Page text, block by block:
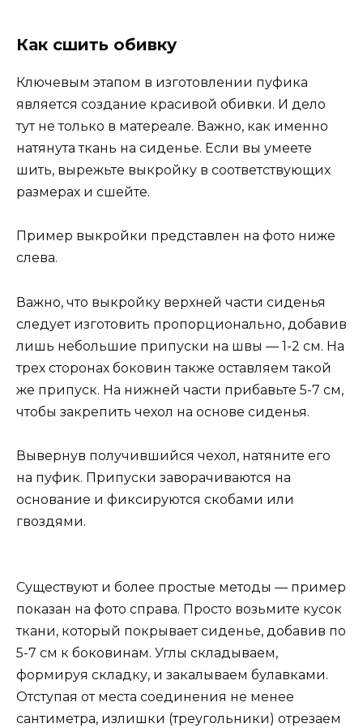
Как сшить обивку
Ключевым этапом в изготовлении пуфика
является создание красивой обивки. И дело
тут не только в матереале. Важно, как именно
натянута ткань на сиденье. Если вы умеете
шить, вырежьте выкройку в соответствующих
размерах и сшейте.
Пример выкройки представлен на фото ниже
слева.
Важно, что выкройку верхней части сиденья
следует изготовить пропорционально, добавив
лишь небольшие припуски на швы — 1-2 см. На
трех сторонах боковин также оставляем такой
же припуск. На нижней части прибавьте 5-7 см,
чтобы закрепить чехол на основе сиденья.
Вывернув получившийся чехол, натяните его
на пуфик. Припуски заворачиваются на
основание и фиксируются скобами или
гвоздями.
Существуют и более простые методы — пример
показан на фото справа. Просто возьмите кусок
ткани, который покрывает сиденье, добавив по
5-7 см к боковинам. Углы складываем,
формируя складку, и закалываем булавками.
Отступая от места соединения не менее
сантиметра, излишки (треугольники) отрезаем